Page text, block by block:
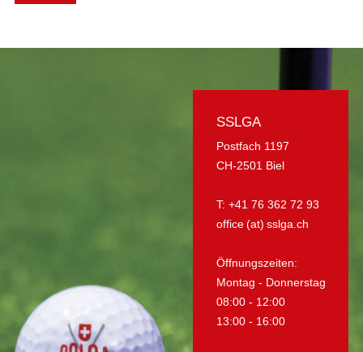
SSLGA
Postfach 1197
CH-2501 Biel
T: +41 76 362 72 93
office (at) sslga.ch
Öffnungszeiten:
Montag - Donnerstag
08:00 - 12:00
13:00 - 16:00